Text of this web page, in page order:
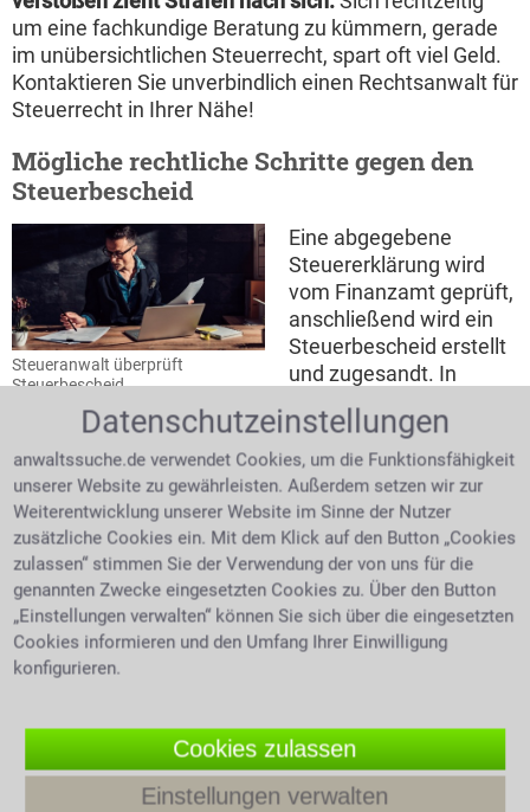
um eine fachkundige Beratung zu kümmern, gerade
im unübersichtlichen Steuerrecht, spart oft viel Geld.
Kontaktieren Sie unverbindlich einen Rechtsanwalt für
Steuerrecht in Ihrer Nähe!
Mögliche rechtliche Schritte gegen den
Steuerbescheid
Steueranwalt überprüft
Steuerbescheid
Eine abgegebene
Steuererklärung wird
vom Finanzamt geprüft,
anschließend wird ein
Steuerbescheid erstellt
und zugesandt. In
Information über evtl. zu
viel oder zu wenig entrichtete Steuer mit der
erfreulichen Nachricht der Rückerstattung oder der
Aufforderung zu wenig geleistete Steuer
nachzuzahlen. Die Rechtsmittel, die man gegen einen
fraglichen Steuerbescheid hat, sind als erster Schritt
der Einspruch und als zweiter Schritt die Klage. Ohne
Fachwissen ist es kaum möglich, Steuerprobleme
richtig anzugehen. Bei Fragen zu Ihrem
Steuerbescheid holen Sie sich einen fachkundigen
Steuerhinterziehung
Datenschutzeinstellungen
anwaltssuche.de verwendet Cookies, um die Funktionsfähigkeit
unserer Website zu gewährleisten. Außerdem setzen wir zur
Weiterentwicklung unserer Website im Sinne der Nutzer
zusätzliche Cookies ein. Mit dem Klick auf den Button „Cookies
zulassen“ stimmen Sie der Verwendung der von uns für die
genannten Zwecke eingesetzten Cookies zu. Über den Button
„Einstellungen verwalten“ können Sie sich über die eingesetzten
Cookies informieren und den Umfang Ihrer Einwilligung
konfigurieren.
Cookies zulassen
Einstellungen verwalten